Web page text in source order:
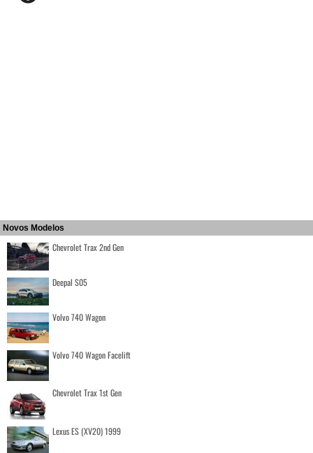
Novos Modelos
Chevrolet Trax 2nd Gen
Deepal S05
Volvo 740 Wagon
Volvo 740 Wagon Facelift
Chevrolet Trax 1st Gen
Lexus ES (XV20) 1999